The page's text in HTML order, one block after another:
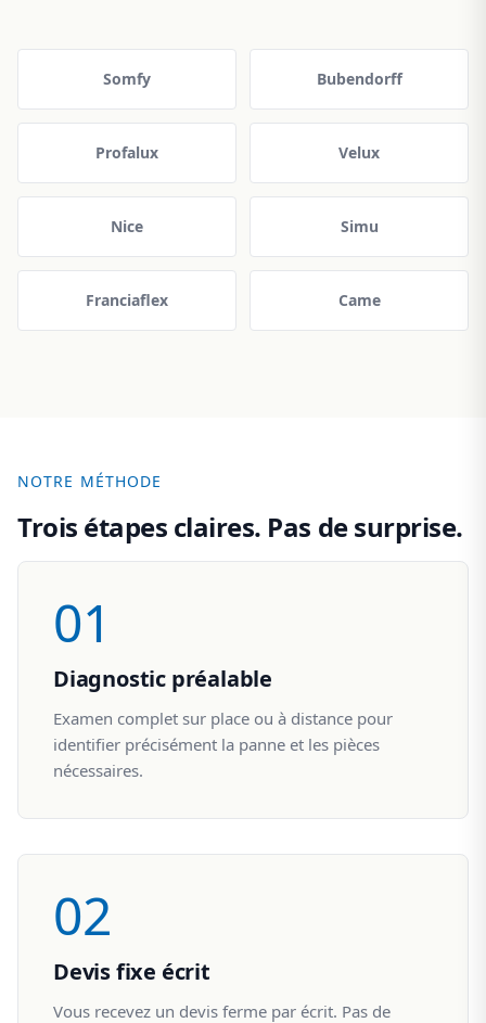
Somfy Bubendorff
Profalux Velux
Nice Simu
Franciaflex Came
NOTRE MÉTHODE
Trois étapes claires. Pas de surprise.
01
Diagnostic préalable
Examen complet sur place ou à distance pour
identifier précisément la panne et les pièces
nécessaires.
02
Devis fixe écrit
Vous recevez un devis ferme par écrit. Pas de